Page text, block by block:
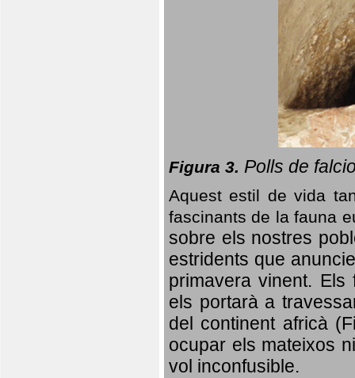
Figura 3. Polls de
Aquest estil de vida
fascinants de la fauna
sobre els nostres
estridents que
primavera vinent. Els
els portarà a
del continent africà
ocupar els mateixos
vol inconfusible.